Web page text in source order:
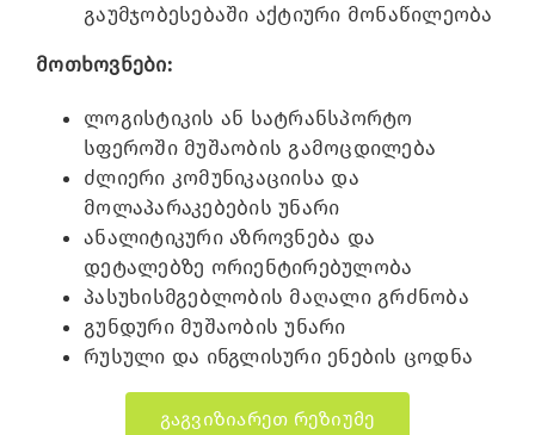
გაუმჯობესებაში აქტიური მონაწილეობა
მოთხოვნები:
ლოგისტიკის ან სატრანსპორტო
სფეროში მუშაობის გამოცდილება
ძლიერი კომუნიკაციისა და
მოლაპარაკებების უნარი
ანალიტიკური აზროვნება და
დეტალებზე ორიენტირებულობა
პასუხისმგებლობის მაღალი გრძნობა
გუნდური მუშაობის უნარი
რუსული და ინგლისური ენების ცოდნა
გაგვიზიარეთ რეზიუმე